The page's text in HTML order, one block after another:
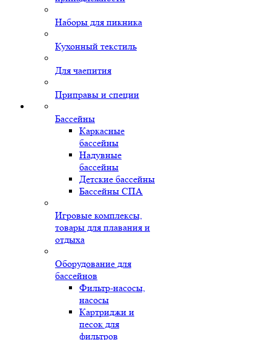
Наборы для пикника
Кухонный текстиль
Для чаепития
Приправы и специи
Бассейны
Каркасные
бассейны
Надувные
бассейны
Детские бассейны
Бассейны СПА
Игровые комплексы,
товары для плавания и
отдыха
Оборудование для
бассейнов
Фильтр-насосы,
насосы
Картриджи и
песок для
фильтров